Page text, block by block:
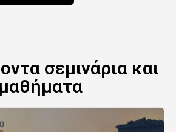
σεμινάρια και
μαθήματα